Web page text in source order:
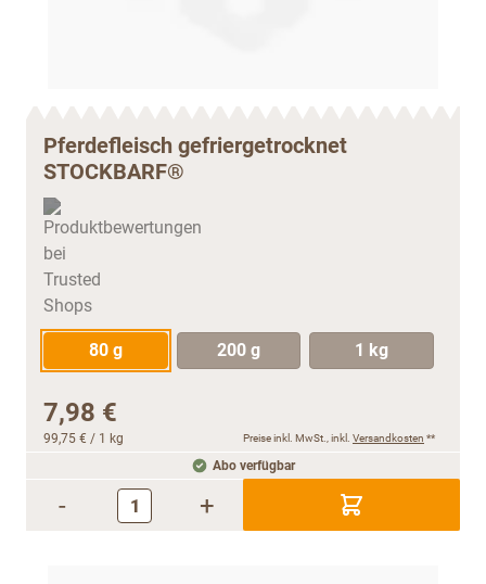
Pferdefleisch gefriergetrocknet
STOCKBARF®
80 g 200 g 1 kg
7,98 €
99,75 € / 1 kg Preise inkl. MwSt., inkl. Versandkosten **
Abo verfügbar
- +